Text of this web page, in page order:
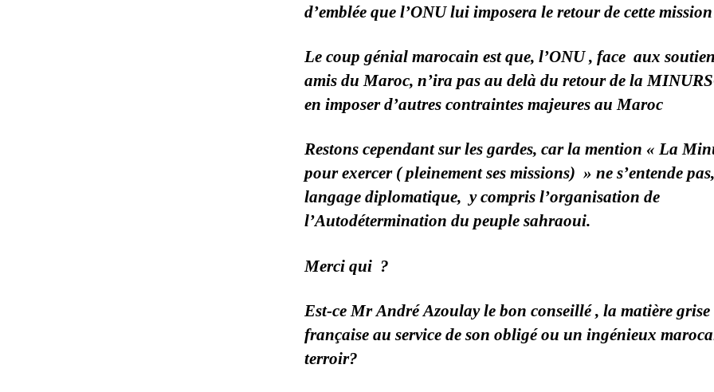
d’emblée que l’ONU lui imposera le retour de cette mission
Le coup génial marocain est que, l’ONU , face aux
amis du Maroc, n’ira pas au delà du retour de la
en imposer d’autres contraintes majeures au Maroc
Restons cependant sur les gardes, car la mention « La
pour exercer ( pleinement ses missions) » ne s’entende
langage diplomatique, y compris l’organisation de
l’Autodétermination du peuple sahraoui.
Merci qui ?
Est-ce Mr André Azoulay le bon conseillé , la matière grise
française au service de son obligé ou un ingénieux
terroir?